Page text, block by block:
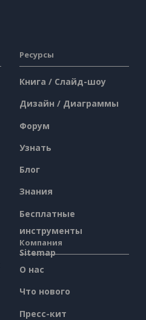
Ресурсы
Книга / Слайд-шоу
Дизайн / Диаграммы
Форум
Узнать
Блог
Знания
Бесплатные
инструменты
Sitemap
Компания
О нас
Что нового
Пресс-кит